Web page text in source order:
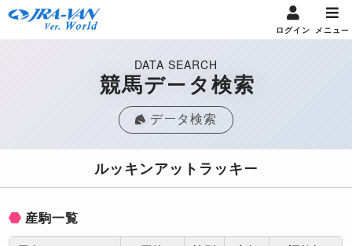
ログイン メニュー
DATA SEARCH
競馬データ検索
データ検索
ルッキンアットラッキー
産駒一覧